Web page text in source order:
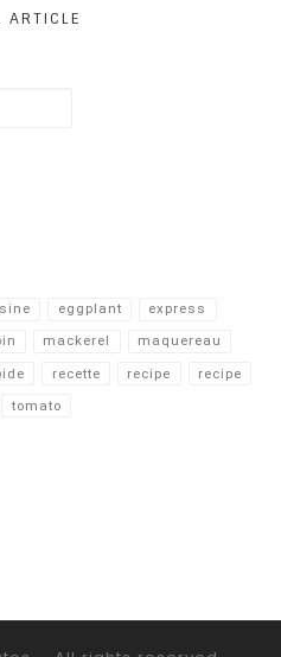
ARTICLE
eggplant
express
mackerel
maquereau
recette recipe
recipe​
tomato